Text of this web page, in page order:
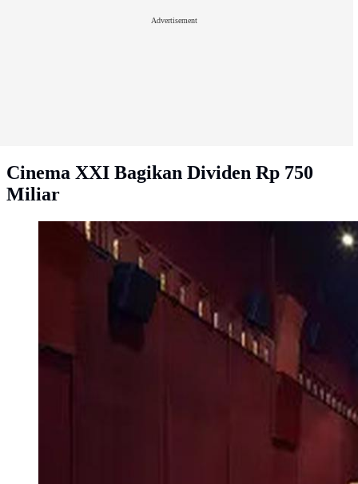
Advertisement
Cinema XXI Bagikan Dividen Rp 750
Miliar